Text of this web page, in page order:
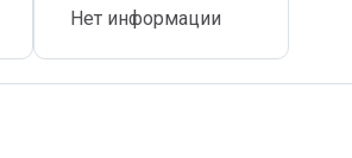
Нет информации